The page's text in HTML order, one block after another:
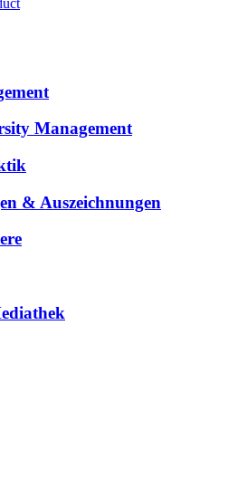
Management
& Auszeichnungen